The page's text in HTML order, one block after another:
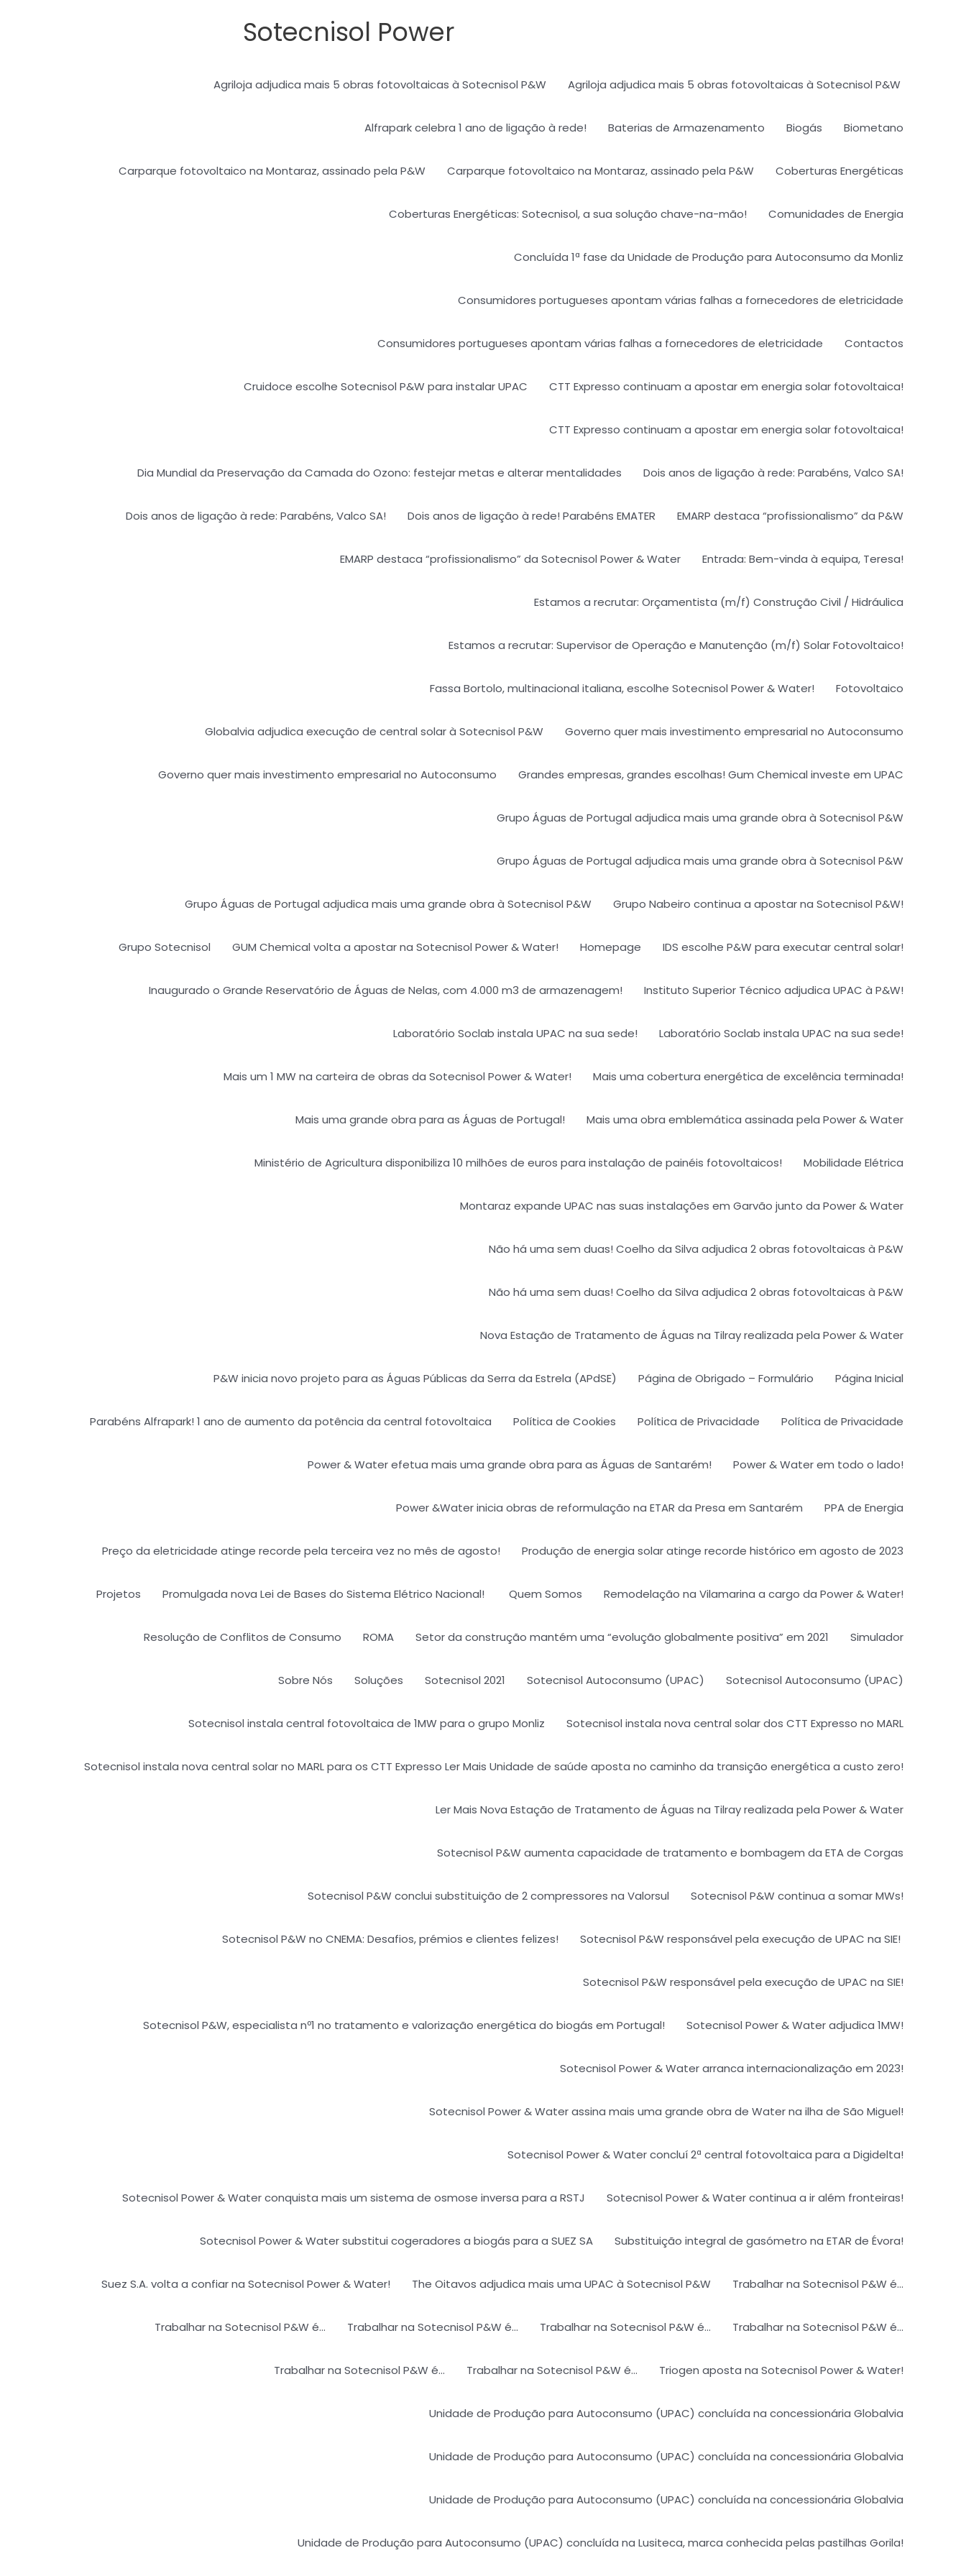
Sotecnisol Power
Agriloja adjudica mais 5 obras fotovoltaicas à Sotecnisol P&W Agriloja adjudica mais 5 obras fotovoltaicas à Sotecnisol P&W ​
Alfrapark celebra 1 ano de ligação à rede! Baterias de Armazenamento Biogás Biometano
Carparque fotovoltaico na Montaraz, assinado pela P&W​ Carparque fotovoltaico na Montaraz, assinado pela P&W Coberturas Energéticas
Coberturas Energéticas: Sotecnisol, a sua solução chave-na-mão! Comunidades de Energia
Concluída 1ª fase da Unidade de Produção para Autoconsumo da Monliz​
Consumidores portugueses apontam várias falhas a fornecedores de eletricidade
Consumidores portugueses apontam várias falhas a fornecedores de eletricidade Contactos
Cruidoce escolhe Sotecnisol P&W para instalar UPAC​ CTT Expresso continuam a apostar em energia solar fotovoltaica!
CTT Expresso continuam a apostar em energia solar fotovoltaica!
Dia Mundial da Preservação da Camada do Ozono: festejar metas e alterar mentalidades Dois anos de ligação à rede: Parabéns, Valco SA!​
Dois anos de ligação à rede: Parabéns, Valco SA! Dois anos de ligação à rede! Parabéns EMATER EMARP destaca “profissionalismo” da P&W
EMARP destaca “profissionalismo” da Sotecnisol Power & Water Entrada: Bem-vinda à equipa, Teresa!
Estamos a recrutar: Orçamentista (m/f) Construção Civil / Hidráulica
Estamos a recrutar: Supervisor de Operação e Manutenção (m/f) Solar Fotovoltaico!
Fassa Bortolo, multinacional italiana, escolhe Sotecnisol Power & Water! Fotovoltaico
Globalvia adjudica execução de central solar à Sotecnisol P&W Governo quer mais investimento empresarial no Autoconsumo
Governo quer mais investimento empresarial no Autoconsumo Grandes empresas, grandes escolhas! Gum Chemical investe em UPAC​
Grupo Águas de Portugal adjudica mais uma grande obra à Sotecnisol P&W
Grupo Águas de Portugal adjudica mais uma grande obra à Sotecnisol P&W
Grupo Águas de Portugal adjudica mais uma grande obra à Sotecnisol P&W​ Grupo Nabeiro continua a apostar na Sotecnisol P&W!
Grupo Sotecnisol GUM Chemical volta a apostar na Sotecnisol Power & Water! Homepage IDS escolhe P&W para executar central solar!​
Inaugurado o Grande Reservatório de Águas de Nelas, com 4.000 m3 de armazenagem! Instituto Superior Técnico adjudica UPAC à P&W!
Laboratório Soclab instala UPAC na sua sede! Laboratório Soclab instala UPAC na sua sede!
Mais um 1 MW na carteira de obras da Sotecnisol Power & Water! Mais uma cobertura energética de excelência terminada!​
Mais uma grande obra para as Águas de Portugal! Mais uma obra emblemática assinada pela Power & Water
Ministério de Agricultura disponibiliza 10 milhões de euros para instalação de painéis fotovoltaicos! Mobilidade Elétrica
Montaraz expande UPAC nas suas instalações em Garvão junto da Power & Water
Não há uma sem duas! Coelho da Silva adjudica 2 obras fotovoltaicas à P&W
Não há uma sem duas! Coelho da Silva adjudica 2 obras fotovoltaicas à P&W
Nova Estação de Tratamento de Águas na Tilray realizada pela Power & Water
P&W inicia novo projeto para as Águas Públicas da Serra da Estrela (APdSE) Página de Obrigado – Formulário Página Inicial
Parabéns Alfrapark! 1 ano de aumento da potência da central fotovoltaica Política de Cookies Política de Privacidade Política de Privacidade
Power & Water efetua mais uma grande obra para as Águas de Santarém! Power & Water em todo o lado!
Power &Water inicia obras de reformulação na ETAR da Presa em Santarém PPA de Energia
Preço da eletricidade atinge recorde pela terceira vez no mês de agosto! Produção de energia solar atinge recorde histórico em agosto de 2023
Projetos Promulgada nova Lei de Bases do Sistema Elétrico Nacional! ​ Quem Somos Remodelação na Vilamarina a cargo da Power & Water!​
Resolução de Conflitos de Consumo ROMA Setor da construção mantém uma “evolução globalmente positiva” em 2021 Simulador
Sobre Nós Soluções Sotecnisol 2021 Sotecnisol Autoconsumo (UPAC) Sotecnisol Autoconsumo (UPAC)
Sotecnisol instala central fotovoltaica de 1MW para o grupo Monliz Sotecnisol instala nova central solar dos CTT Expresso no MARL
Sotecnisol instala nova central solar no MARL para os CTT Expresso Ler Mais Unidade de saúde aposta no caminho da transição energética a custo zero!
Ler Mais Nova Estação de Tratamento de Águas na Tilray realizada pela Power & Water
Sotecnisol P&W aumenta capacidade de tratamento e bombagem da ETA de Corgas
Sotecnisol P&W conclui substituição de 2 compressores na Valorsul Sotecnisol P&W continua a somar MWs!
Sotecnisol P&W no CNEMA: Desafios, prémios e clientes felizes! Sotecnisol P&W responsável pela execução de UPAC na SIE! ​
Sotecnisol P&W responsável pela execução de UPAC na SIE!
Sotecnisol P&W, especialista nº1 no tratamento e valorização energética do biogás em Portugal! Sotecnisol Power & Water adjudica 1MW!
Sotecnisol Power & Water arranca internacionalização em 2023!​
Sotecnisol Power & Water assina mais uma grande obra de Water na ilha de São Miguel!
Sotecnisol Power & Water concluí 2ª central fotovoltaica para a Digidelta!
Sotecnisol Power & Water conquista mais um sistema de osmose inversa para a RSTJ Sotecnisol Power & Water continua a ir além fronteiras!​
Sotecnisol Power & Water substitui cogeradores a biogás para a SUEZ SA Substituição integral de gasómetro na ETAR de Évora!​
Suez S.A. volta a confiar na Sotecnisol Power & Water!​ The Oitavos adjudica mais uma UPAC à Sotecnisol P&W​ Trabalhar na Sotecnisol P&W é…
Trabalhar na Sotecnisol P&W é…​ Trabalhar na Sotecnisol P&W é… Trabalhar na Sotecnisol P&W é…​ Trabalhar na Sotecnisol P&W é…​
Trabalhar na Sotecnisol P&W é… Trabalhar na Sotecnisol P&W é… Triogen aposta na Sotecnisol Power & Water!
Unidade de Produção para Autoconsumo (UPAC) concluída na concessionária Globalvia
Unidade de Produção para Autoconsumo (UPAC) concluída na concessionária Globalvia​
Unidade de Produção para Autoconsumo (UPAC) concluída na concessionária Globalvia​
Unidade de Produção para Autoconsumo (UPAC) concluída na Lusiteca, marca conhecida pelas pastilhas Gorila!